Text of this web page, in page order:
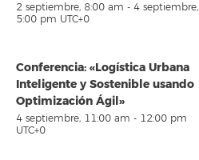
2 septiembre, 8:00 am - 4 septiembre,
5:00 pm UTC+0
Conferencia: «Logística Urbana
Inteligente y Sostenible usando
Optimización Ágil»
4 septiembre, 11:00 am - 12:00 pm
UTC+0